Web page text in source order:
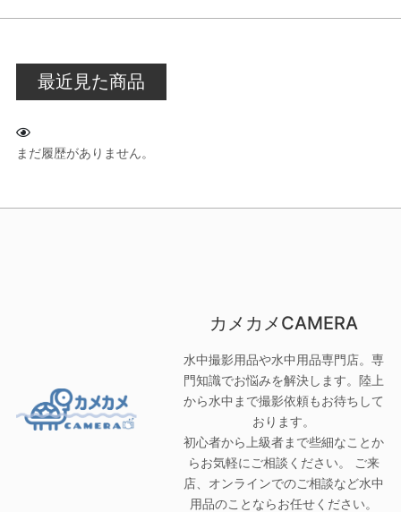
最近見た商品
まだ履歴がありません。
カメカメCAMERA
水中撮影用品や水中用品専門店。専
門知識でお悩みを解決します。陸上
から水中まで撮影依頼もお待ちして
おります。
初心者から上級者まで些細なことか
らお気軽にご相談ください。 ご来
店、オンラインでのご相談など水中
用品のことならお任せください。